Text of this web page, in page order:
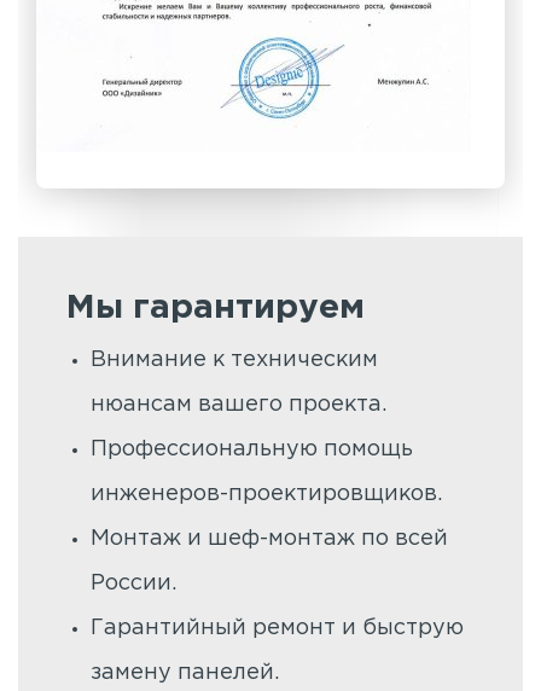
Мы гарантируем
Внимание к техническим
нюансам вашего проекта.
Профессиональную помощь
инженеров-проектировщиков.
Монтаж и шеф-монтаж по всей
России.
Гарантийный ремонт и быструю
замену панелей.